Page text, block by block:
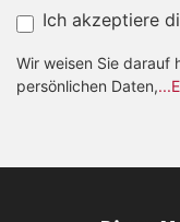
Ich akzeptiere
Wir weisen Sie darauf
persönlichen Daten,